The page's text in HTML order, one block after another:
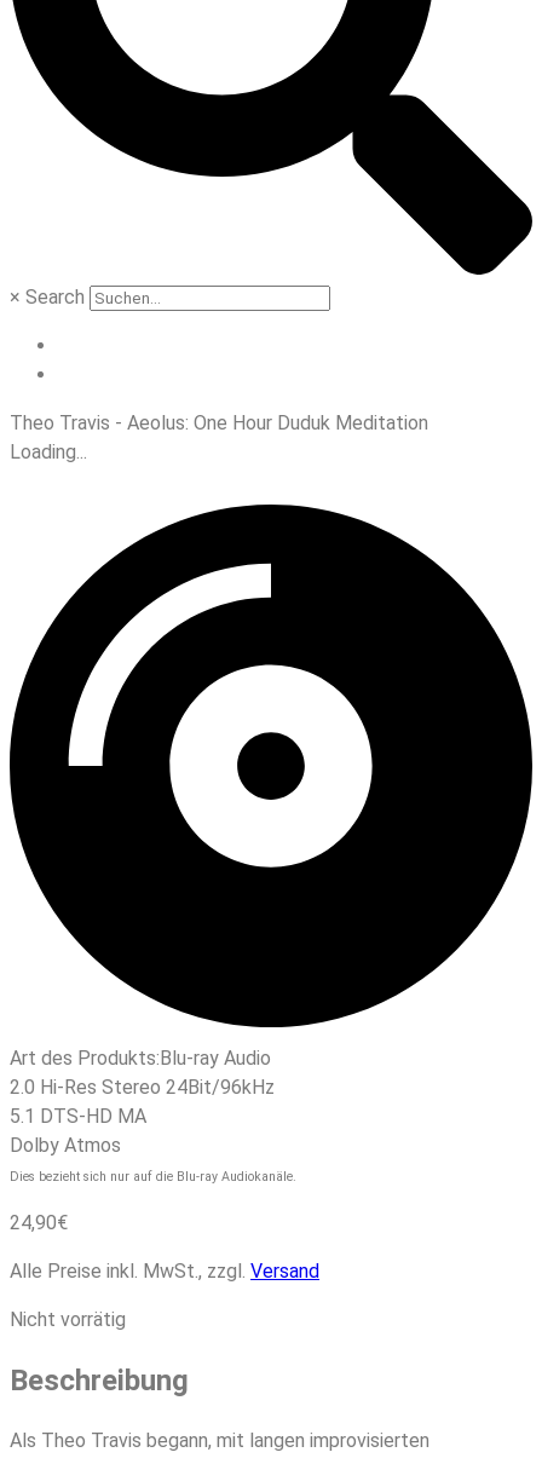
× Search
Theo Travis - Aeolus: One Hour Duduk Meditation
Loading...
Art des Produkts: Blu-ray Audio
2.0 Hi-Res Stereo 24Bit/96kHz
5.1 DTS-HD MA
Dolby Atmos
Dies bezieht sich nur auf die Blu-ray Audiokanäle.
24,90€
Alle Preise inkl. MwSt., zzgl. Versand
Nicht vorrätig
Beschreibung
Als Theo Travis begann, mit langen improvisierten